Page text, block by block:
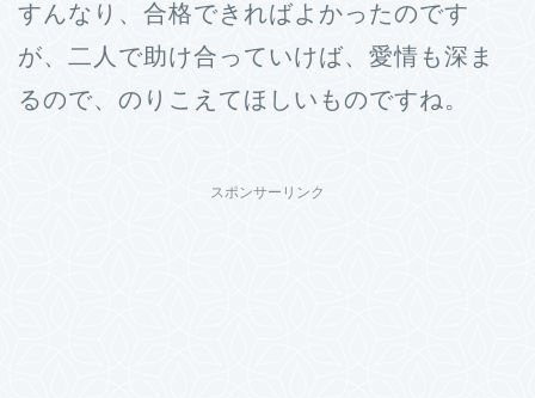
すんなり、合格できればよかったのです
が、二人で助け合っていけば、愛情も深ま
るので、のりこえてほしいものですね。
スポンサーリンク